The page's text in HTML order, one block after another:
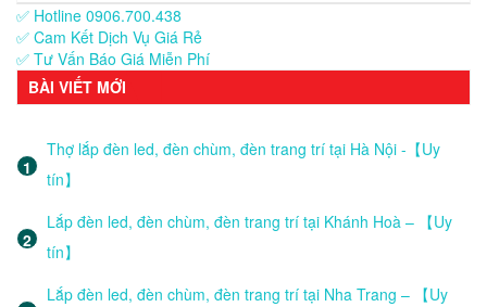
✅ Hotline 0906.700.438
✅ Cam Kết Dịch Vụ Giá Rẻ
✅ Tư Vấn Báo Giá Miễn Phí
BÀI VIẾT MỚI
Thợ lắp đèn led, đèn chùm, đèn trang trí tại Hà Nội -【Uy
tín】
Lắp đèn led, đèn chùm, đèn trang trí tại Khánh Hoà – 【Uy
tín】
Lắp đèn led, đèn chùm, đèn trang trí tại Nha Trang – 【Uy